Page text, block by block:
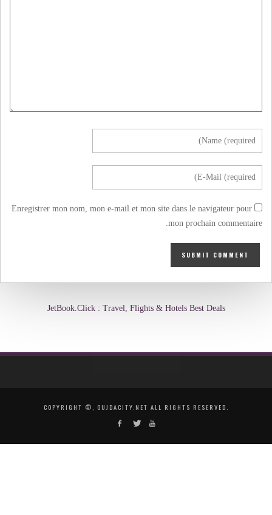
Enregistrer mon nom, mon e-mail et mon site dans le navigateur pour
mon prochain commentaire.
JetBook.Click : Travel, Flights & Hotels Best Deals
COPYRIGHT ©, OUJDACITY.NET ALL RIGHTS RESERVED.